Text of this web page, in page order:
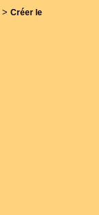
> Créer le